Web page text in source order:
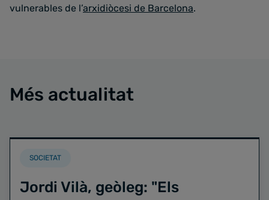
vulnerables de l’arxidiòcesi de Barcelona.
Més actualitat
SOCIETAT
Jordi Vilà, geòleg: "Els